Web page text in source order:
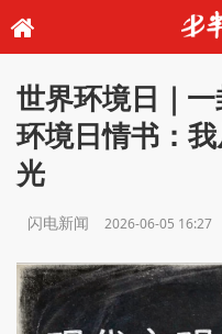
世界环境日｜
环境日情书：
光
闪电新闻 2026-06-05 16:27